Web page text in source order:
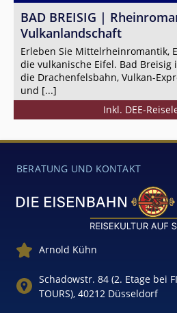
BAD BREISIG |
Vulkanlandschaft
Erleben Sie Mittelrheinromantik,
die vulkanische Eifel. Bad
die Drachenfelsbahn, Vulkan-
und [...]
Inkl. DEE-
BERATUNG UND KONTAKT
Arnold Kühn
Schadowstr. 84 (2. Etage bei
TOURS), 40212 Düsseldorf